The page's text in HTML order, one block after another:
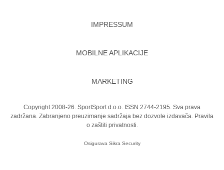
IMPRESSUM
MOBILNE APLIKACIJE
MARKETING
Copyright 2008-26. SportSport d.o.o. ISSN 2744-2195. Sva prava
zadržana. Zabranjeno preuzimanje sadržaja bez dozvole izdavača. Pravila
o zaštiti privatnosti.
Osigurava Sikra Security